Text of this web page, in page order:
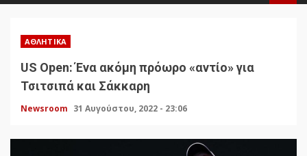
MENU
ΑΘΛΗΤΙΚΆ
US Open: Ένα ακόμη πρόωρο «αντίο» για
Τσιτσιπά και Σάκκαρη
Newsroom 31 Αυγούστου, 2022 - 23:06